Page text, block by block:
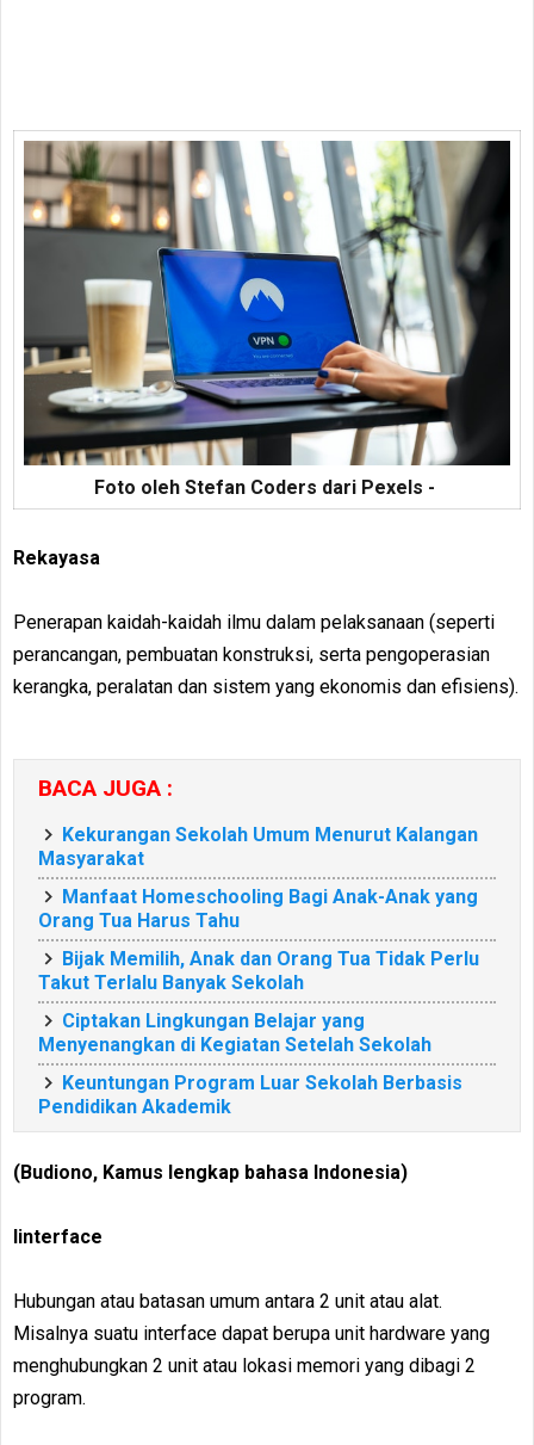
Foto oleh Stefan Coders dari Pexels -
Rekayasa
Penerapan kaidah-kaidah ilmu dalam pelaksanaan (seperti
perancangan, pembuatan konstruksi, serta pengoperasian
kerangka, peralatan dan sistem yang ekonomis dan efisiens).
BACA JUGA :
Kekurangan Sekolah Umum Menurut Kalangan
Masyarakat
Manfaat Homeschooling Bagi Anak-Anak yang
Orang Tua Harus Tahu
Bijak Memilih, Anak dan Orang Tua Tidak Perlu
Takut Terlalu Banyak Sekolah
Ciptakan Lingkungan Belajar yang
Menyenangkan di Kegiatan Setelah Sekolah
Keuntungan Program Luar Sekolah Berbasis
Pendidikan Akademik
(Budiono, Kamus lengkap bahasa Indonesia)
Iinterface
Hubungan atau batasan umum antara 2 unit atau alat.
Misalnya suatu interface dapat berupa unit hardware yang
menghubungkan 2 unit atau lokasi memori yang dibagi 2
program.